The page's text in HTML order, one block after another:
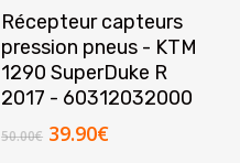
Lire La Suite
Récepteur capteurs
pression pneus - KTM
1290 SuperDuke R
2017 - 60312032000
50.00€ Le
39.90€Le